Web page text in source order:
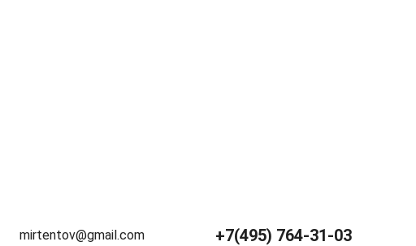
mirtentov@gmail.com
+7(495) 764-31-03